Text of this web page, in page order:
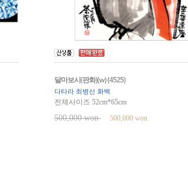
달마보시(판화)(w) (4525)
다타라 최병선 화백
전체사이즈 52cm*65cm
500,000 won 500,000 won